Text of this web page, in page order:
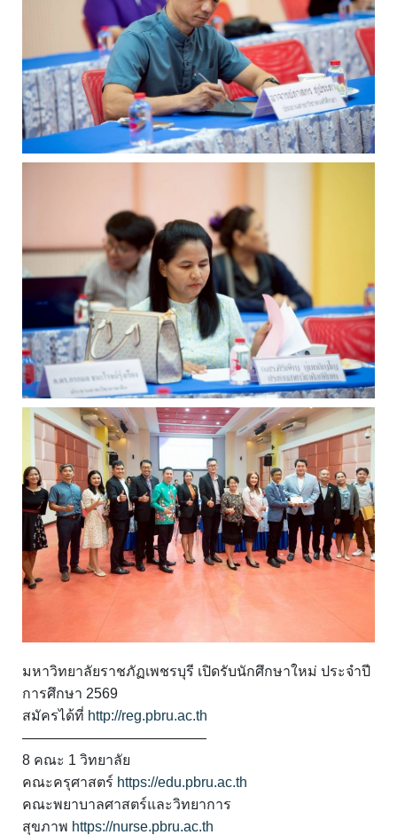
มหาวิทยาลัยราชภัฏเพชรบุรี เปิดรับนักศึกษาใหม่ ประจำปี
การศึกษา 2569
สมัครได้ที่ http://reg.pbru.ac.th
—————————————
8 คณะ 1 วิทยาลัย
คณะครุศาสตร์ https://edu.pbru.ac.th
คณะพยาบาลศาสตร์และวิทยาการ
สุขภาพ https://nurse.pbru.ac.th